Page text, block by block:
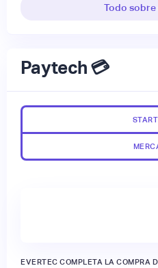
Todo sobre
Paytech 💳
EVERTEC COMPLETA LA COMPRA